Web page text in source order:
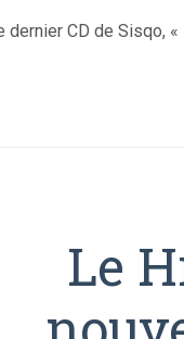
dernier CD de Sisqo,
Le